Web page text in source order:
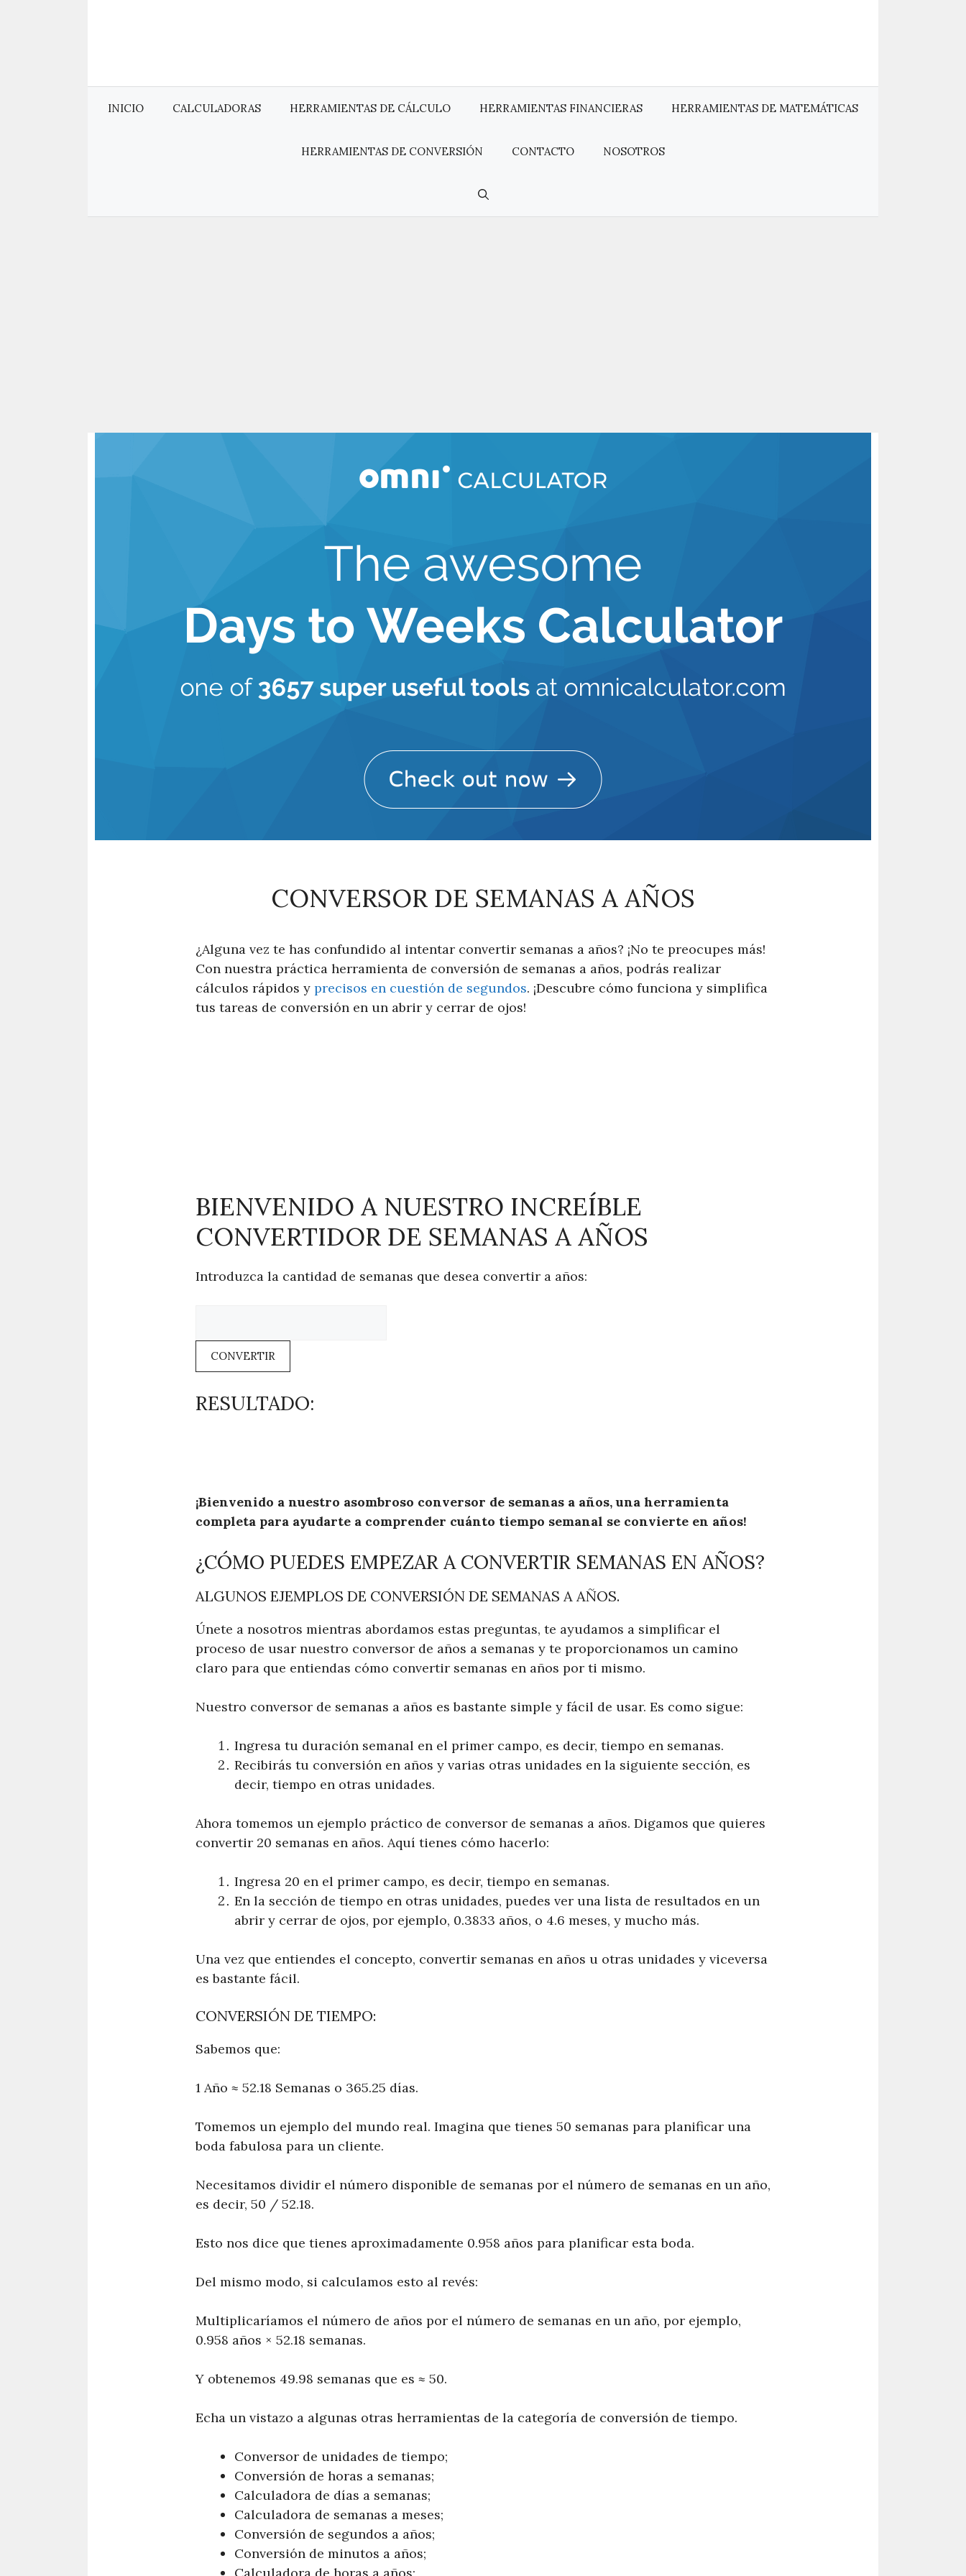
INICIO CALCULADORAS HERRAMIENTAS DE CÁLCULO HERRAMIENTAS FINANCIERAS HERRAMIENTAS DE MATEMÁTICAS
HERRAMIENTAS DE CONVERSIÓN CONTACTO NOSOTROS
CONVERSOR DE SEMANAS A AÑOS
¿Alguna vez te has confundido al intentar convertir semanas a años? ¡No te preocupes más!
Con nuestra práctica herramienta de conversión de semanas a años, podrás realizar
cálculos rápidos y precisos en cuestión de segundos. ¡Descubre cómo funciona y simplifica
tus tareas de conversión en un abrir y cerrar de ojos!
BIENVENIDO A NUESTRO INCREÍBLE
CONVERTIDOR DE SEMANAS A AÑOS
Introduzca la cantidad de semanas que desea convertir a años:
CONVERTIR
RESULTADO:
¡Bienvenido a nuestro asombroso conversor de semanas a años, una herramienta
completa para ayudarte a comprender cuánto tiempo semanal se convierte en años!
¿CÓMO PUEDES EMPEZAR A CONVERTIR SEMANAS EN AÑOS?
ALGUNOS EJEMPLOS DE CONVERSIÓN DE SEMANAS A AÑOS.
Únete a nosotros mientras abordamos estas preguntas, te ayudamos a simplificar el
proceso de usar nuestro conversor de años a semanas y te proporcionamos un camino
claro para que entiendas cómo convertir semanas en años por ti mismo.
Nuestro conversor de semanas a años es bastante simple y fácil de usar. Es como sigue:
Ingresa tu duración semanal en el primer campo, es decir, tiempo en semanas.
Recibirás tu conversión en años y varias otras unidades en la siguiente sección, es
decir, tiempo en otras unidades.
Ahora tomemos un ejemplo práctico de conversor de semanas a años. Digamos que quieres
convertir 20 semanas en años. Aquí tienes cómo hacerlo:
Ingresa 20 en el primer campo, es decir, tiempo en semanas.
En la sección de tiempo en otras unidades, puedes ver una lista de resultados en un
abrir y cerrar de ojos, por ejemplo, 0.3833 años, o 4.6 meses, y mucho más.
Una vez que entiendes el concepto, convertir semanas en años u otras unidades y viceversa
es bastante fácil.
CONVERSIÓN DE TIEMPO:
Sabemos que:
1 Año ≈ 52.18 Semanas o 365.25 días.
Tomemos un ejemplo del mundo real. Imagina que tienes 50 semanas para planificar una
boda fabulosa para un cliente.
Necesitamos dividir el número disponible de semanas por el número de semanas en un año,
es decir, 50 / 52.18.
Esto nos dice que tienes aproximadamente 0.958 años para planificar esta boda.
Del mismo modo, si calculamos esto al revés:
Multiplicaríamos el número de años por el número de semanas en un año, por ejemplo,
0.958 años × 52.18 semanas.
Y obtenemos 49.98 semanas que es ≈ 50.
Echa un vistazo a algunas otras herramientas de la categoría de conversión de tiempo.
Conversor de unidades de tiempo;
Conversión de horas a semanas;
Calculadora de días a semanas;
Calculadora de semanas a meses;
Conversión de segundos a años;
Conversión de minutos a años;